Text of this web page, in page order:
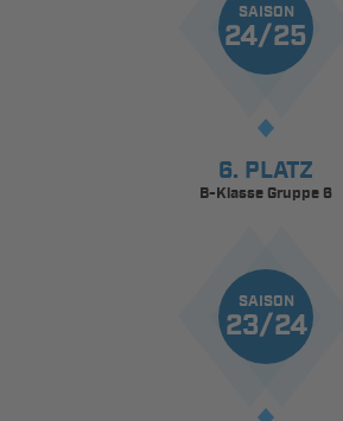
SAISON
24/25
6. PLATZ
B-Klasse Gruppe 6
SAISON
23/24